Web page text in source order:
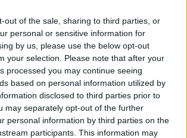
out of the sale, sharing to third parties, or
personal or sensitive information for
by us, please use the below opt-out
your selection. Please note that after your
processed you may continue seeing
based on personal information utilized by
disclosed to third parties prior to
may separately opt-out of the further
personal information by third parties on the
participants. This information may
madre che ultimamente aveva
avrebbe avuto un rimprovero da fargli ma
conforto. Infine si fermò davanti alla Caserma
a lungo alla porta della Caserma. “Questi
prendendo in contemporanea il cellulare
e spiegare la sua intenzione di costituirsi.
Voleva essere arrestato così com’era
porta della caserma si aprì all’improvviso e
un giovane Carabinieri di leva, forse aveva
qualcuno in più dei sui figli. Accennò con il